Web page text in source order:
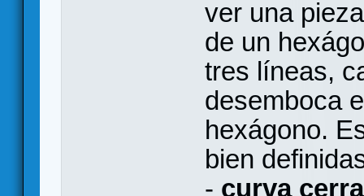
ver una
de un
tres líneas,
desemboca
hexágono.
bien
- curva